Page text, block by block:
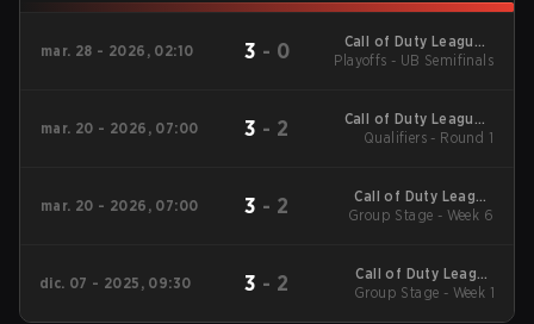
mar. 28 - 2026, 02:10 3 - 0
Call of Duty League -
Call of Duty League
Playoffs - UB Semifinals
mar. 20 - 2026, 07:00 3 - 2
Call of Duty League -
Call of Duty League
Qualifiers - Round 1
mar. 20 - 2026, 07:00 3 - 2
Call of Duty League
2026 Regular Season
Group Stage - Week 6
dic. 07 - 2025, 09:30 3 - 2
Call of Duty League
2026 Regular Season
Group Stage - Week 1